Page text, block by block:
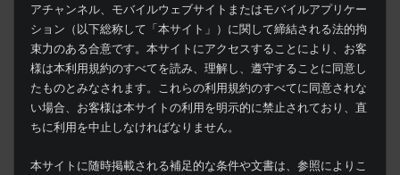
アチャンネル、モバイルウェブサイトまたはモバイルアプリケー
ション（以下総称して「本サイト」）に関して締結される法的拘
束力のある合意です。本サイトにアクセスすることにより、お客
様は本利用規約のすべてを読み、理解し、遵守することに同意し
たものとみなされます。これらの利用規約のすべてに同意されな
い場合、お客様は本サイトの利用を明示的に禁止されており、直
ちに利用を中止しなければなりません。
本サイトに随時掲載される補足的な条件や文書は、参照によりこ